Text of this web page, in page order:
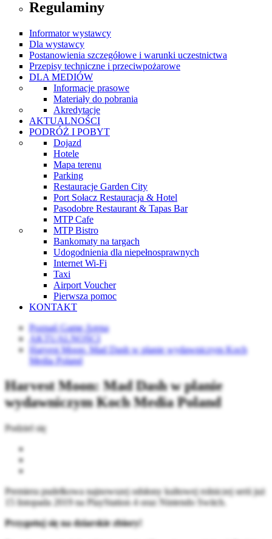
Regulaminy
Informator wystawcy
Dla wystawcy
Postanowienia szczegółowe i warunki uczestnictwa
Przepisy techniczne i przeciwpożarowe
DLA MEDIÓW
Informacje prasowe
Materiały do pobrania
Akredytacje
AKTUALNOŚCI
PODRÓŻ I POBYT
Dojazd
Hotele
Mapa terenu
Parking
Restauracje Garden City
Port Sołacz Restauracja & Hotel
Pasodobre Restaurant & Tapas Bar
MTP Cafe
MTP Bistro
Bankomaty na targach
Udogodnienia dla niepełnosprawnych
Internet Wi-Fi
Taxi
Airport Voucher
Pierwsza pomoc
KONTAKT
Poznań Game Arena
AKTUALNOŚCI
Harvest Moon: Mad Dash w planie wydawniczym Koch
Media Poland
Harvest Moon: Mad Dash w planie
wydawniczym Koch Media Poland
Podziel się
Premiera pudełkowa najnowszej odsłony kultowej rolniczej serii już
15 listopada 2019 na PlayStation 4 oraz Nintendo Switch.
Przygotuj się na dziarskie zbiory!